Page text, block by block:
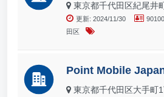
東京都千代田区紀尾井
更新: 2024/11/30
田区
Point Mobile
東京都千代田区大手町